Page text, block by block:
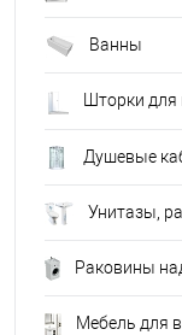
Ванны
Шторки для
Душевые
Унитазы,
Раковины
Мебель для